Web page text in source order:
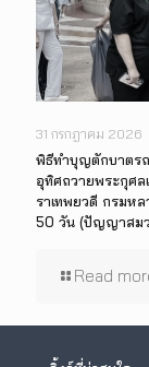
31 กรกฎาคม 2026
พิธีทำบุญตักบาตร
อุทิศถวายพระกุศล
ราเทพยวดี กรมห
50 วัน (ปัญญาสม
Read